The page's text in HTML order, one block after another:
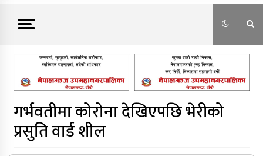
गर्भवतीमा कोरोना देखिएपछि भेरीको
प्रसुति वार्ड शील